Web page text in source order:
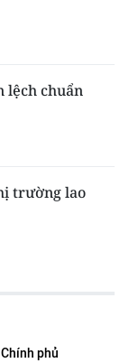
lệch chuẩn
trường lao
phủ